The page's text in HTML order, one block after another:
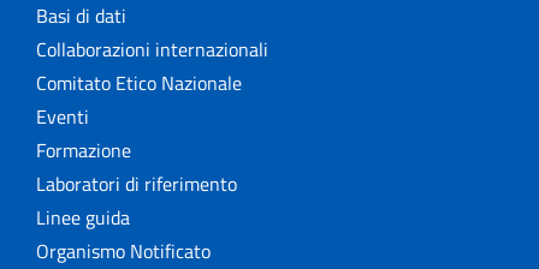
Basi di dati
Collaborazioni internazionali
Comitato Etico Nazionale
Eventi
Formazione
Laboratori di riferimento
Linee guida
Organismo Notificato